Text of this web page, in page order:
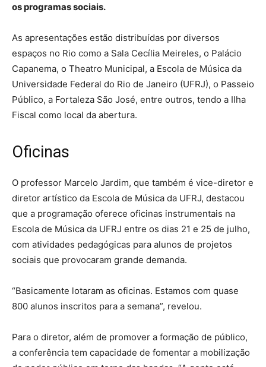
os programas sociais.
As apresentações estão distribuídas por diversos
espaços no Rio como a Sala Cecília Meireles, o Palácio
Capanema, o Theatro Municipal, a Escola de Música da
Universidade Federal do Rio de Janeiro (UFRJ), o Passeio
Público, a Fortaleza São José, entre outros, tendo a Ilha
Fiscal como local da abertura.
Oficinas
O professor Marcelo Jardim, que também é vice-diretor e
diretor artístico da Escola de Música da UFRJ, destacou
que a programação oferece oficinas instrumentais na
Escola de Música da UFRJ entre os dias 21 e 25 de julho,
com atividades pedagógicas para alunos de projetos
sociais que provocaram grande demanda.
“Basicamente lotaram as oficinas. Estamos com quase
800 alunos inscritos para a semana”, revelou.
Para o diretor, além de promover a formação de público,
a conferência tem capacidade de fomentar a mobilização